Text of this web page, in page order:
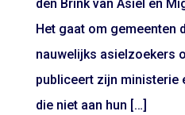
den Brink van Asiel en
Het gaat om gemeenten
nauwelijks asielzoekers
publiceert zijn ministerie
die niet aan hun […]